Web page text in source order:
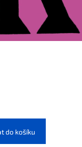
do košíku